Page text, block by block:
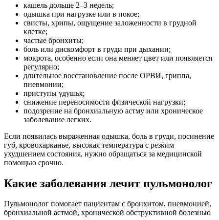
кашель дольше 2–3 недель;
одышка при нагрузке или в покое;
свисты, хрипы, ощущение заложенности в грудной
клетке;
частые бронхиты;
боль или дискомфорт в груди при дыхании;
мокрота, особенно если она меняет цвет или появляется
регулярно;
длительное восстановление после ОРВИ, гриппа,
пневмонии;
приступы удушья;
снижение переносимости физической нагрузки;
подозрение на бронхиальную астму или хроническое
заболевание легких.
Если появилась выраженная одышка, боль в груди, посинение
губ, кровохарканье, высокая температура с резким
ухудшением состояния, нужно обращаться за медицинской
помощью срочно.
Какие заболевания лечит пульмонолог
Пульмонолог помогает пациентам с бронхитом, пневмонией,
бронхиальной астмой, хронической обструктивной болезнью